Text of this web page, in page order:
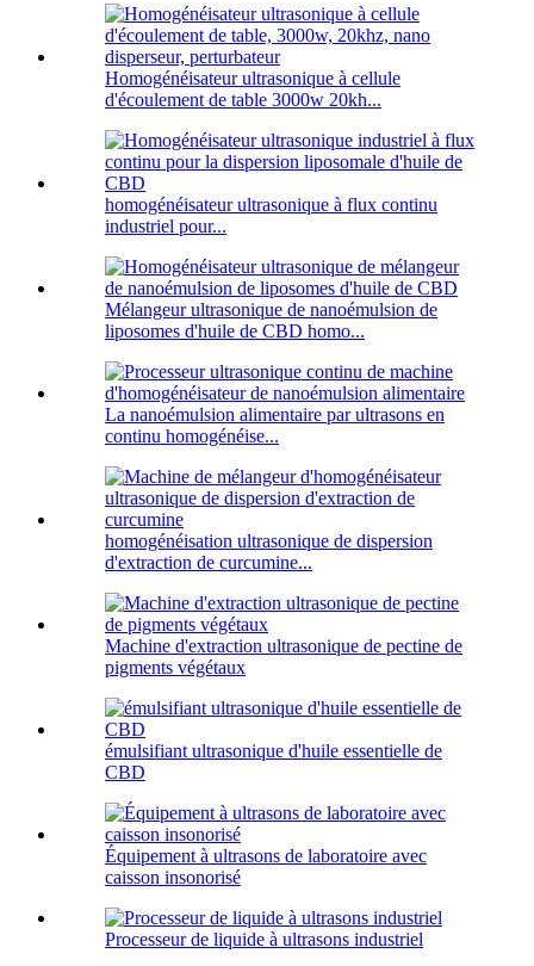
Homogénéisateur ultrasonique à cellule
d'écoulement de table 3000w 20kh...
homogénéisateur ultrasonique à flux continu
industriel pour...
Mélangeur ultrasonique de nanoémulsion de
liposomes d'huile de CBD homo...
La nanoémulsion alimentaire par ultrasons en
continu homogénéise...
homogénéisation ultrasonique de dispersion
d'extraction de curcumine...
Machine d'extraction ultrasonique de pectine de
pigments végétaux
émulsifiant ultrasonique d'huile essentielle de
CBD
Équipement à ultrasons de laboratoire avec
caisson insonorisé
Processeur de liquide à ultrasons industriel